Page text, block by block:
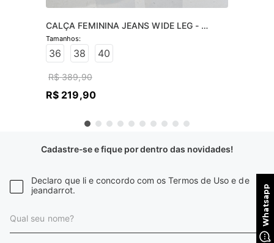
CALÇA FEMININA JEANS WIDE LEG -
JEANS CLARO
36 38 40
R$ 389,90
R$ 219,90
Cadastre-se e fique por dentro das novidades!
Declaro que li e concordo com os Termos de Uso e de
jeandarrot.